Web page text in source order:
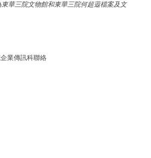
華三院文物館和東華三院何超蕸檔案及文
業傳訊科聯絡